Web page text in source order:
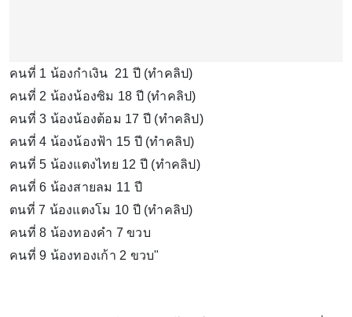
คนที่ 1 น้องกำเงิน 21 ปี (ทำคลิป)
คนที่ 2 น้องน้องซิม 18 ปี (ทำคลิป)
คนที่ 3 น้องน้องต้อม 17 ปี (ทำคลิป)
คนที่ 4 น้องน้องฟ้า 15 ปี (ทำคลิป)
คนที่ 5 น้องแตงไทย 12 ปี (ทำคลิป)
คนที่ 6 น้องสายลม 11 ปี
ตนที่ 7 น้องแตงโม 10 ปี (ทำคลิป)
คนที่ 8 น้องทองคำ 7 ขวบ
คนที่ 9 น้องทองเก้า 2 ขวบ"